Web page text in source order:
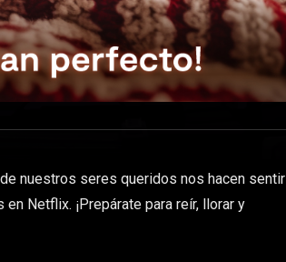
nuestros seres queridos nos hacen sentir
Netflix. ¡Prepárate para reír, llorar y